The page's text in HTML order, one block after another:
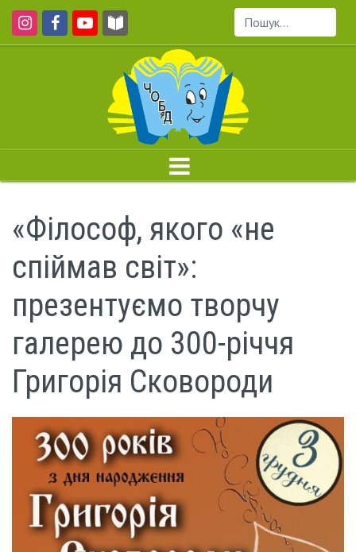
Пошук...
«Філософ, якого «не
спіймав світ»:
презентуємо творчу
галерею до 300-річчя
Григорія Сковороди